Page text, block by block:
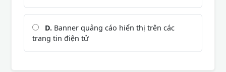
D. Banner quảng cáo hiển thị trên các
trang tin điện tử